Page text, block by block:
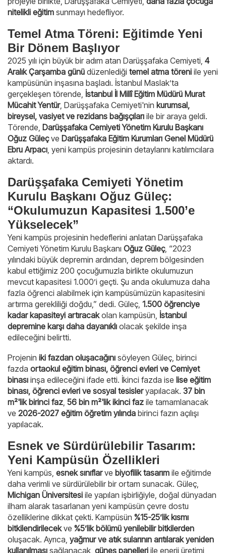
nitelikli eğitim sunmayı hedefliyor.
Temel Atma Töreni: Eğitimde Yeni
Bir Dönem Başlıyor
2025 yılı için büyük bir adım atan Darüşşafaka Cemiyeti, 4
Aralık Çarşamba günü düzenlediği temel atma töreni ile yeni
kampüsünün inşasına başladı. İstanbul Maslak’ta
gerçekleşen törende, İstanbul İl Millî Eğitim Müdürü Murat
Mücahit Yentür, Darüşşafaka Cemiyeti'nin kurumsal,
bireysel, vasiyet ve rezidans bağışçıları ile bir araya geldi.
Törende, Darüşşafaka Cemiyeti Yönetim Kurulu Başkanı
Oğuz Güleçve Darüşşafaka Eğitim Kurumları Genel Müdürü
Ebru Arpacı, yeni kampüs projesinin detaylarını katılımcılara
aktardı.
Darüşşafaka Cemiyeti Yönetim
Kurulu Başkanı Oğuz Güleç:
“Okulumuzun Kapasitesi 1.500’e
Yükselecek”
Yeni kampüs projesinin hedeflerini anlatan Darüşşafaka
Cemiyeti Yönetim Kurulu Başkanı Oğuz Güleç, “2023
yılındaki büyük depremin ardından, deprem bölgesinden
kabul ettiğimiz 200 çocuğumuzla birlikte okulumuzun
mevcut kapasitesi 1.000’i geçti. Şu anda okulumuza daha
fazla öğrenci alabilmek için kampüsümüzün kapasitesini
artırma gerekliliği doğdu,” dedi. Güleç, 1.500 öğrenciye
kadar kapasiteyi artıracakolan kampüsün, İstanbul
depremine karşı daha dayanıklı olacak şekilde inşa
edileceğini belirtti.
Projenin iki fazdan oluşacağını söyleyen Güleç, birinci
fazda ortaokul eğitim binası, öğrenci evleri ve Cemiyet
binası inşa edileceğini ifade etti. İkinci fazda ise lise eğitim
binası, öğrenci evleri ve sosyal tesisleryapılacak. 37 bin
m²'lik birinci faz, 56 bin m²'lik ikinci faz ile tamamlanacak
ve 2026-2027 eğitim öğretim yılında birinci fazın açılışı
yapılacak.
Esnek ve Sürdürülebilir Tasarım:
Yeni Kampüsün Özellikleri
Yeni kampüs, esnek sınıflarve biyofilik tasarım ile eğitimde
daha verimli ve sürdürülebilir bir ortam sunacak. Güleç,
Michigan Üniversitesi ile yapılan işbirliğiyle, doğal dünyadan
ilham alarak tasarlanan yeni kampüsün çevre dostu
özelliklerine dikkat çekti. Kampüsün %15-25’lik kısmı
bitkilendirilecekve %5’lik bölümü yenilebilir bitkilerden
oluşacak. Ayrıca, yağmur ve atık sularının arıtılarak yeniden
kullanılması sağlanacak, güneş panelleri ile enerji üretimi